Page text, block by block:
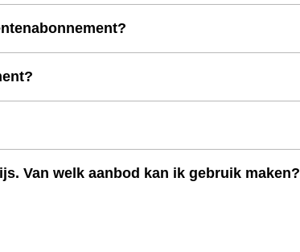
Van welk aanbod kan ik gebruik maken?